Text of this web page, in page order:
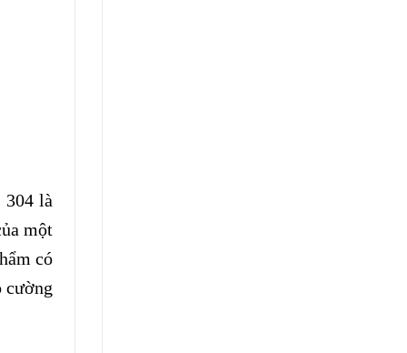
304 là
một
có
cường